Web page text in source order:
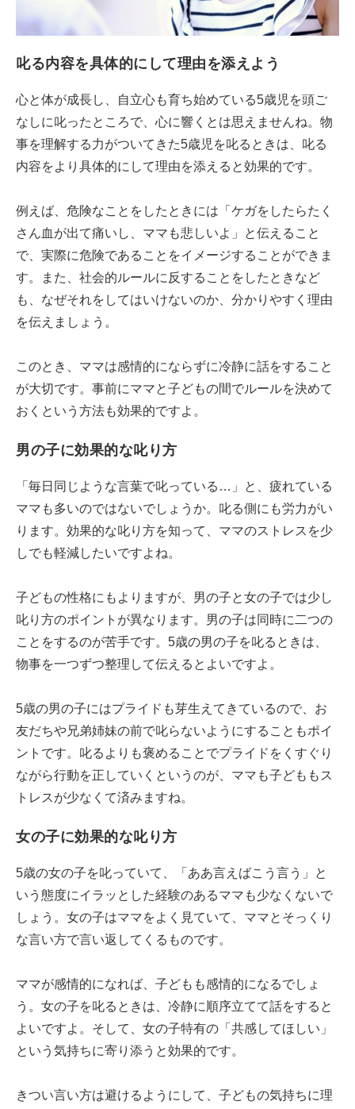
叱る内容を具体的にして理由を添えよう
心と体が成長し、自立心も育ち始めている5歳児を頭ご
なしに叱ったところで、心に響くとは思えませんね。物
事を理解する力がついてきた5歳児を叱るときは、叱る
内容をより具体的にして理由を添えると効果的です。
例えば、危険なことをしたときには「ケガをしたらたく
さん血が出て痛いし、ママも悲しいよ」と伝えること
で、実際に危険であることをイメージすることができま
す。また、社会的ルールに反することをしたときなど
も、なぜそれをしてはいけないのか、分かりやすく理由
を伝えましょう。
このとき、ママは感情的にならずに冷静に話をすること
が大切です。事前にママと子どもの間でルールを決めて
おくという方法も効果的ですよ。
男の子に効果的な叱り方
「毎日同じような言葉で叱っている…」と、疲れている
ママも多いのではないでしょうか。叱る側にも労力がい
ります。効果的な叱り方を知って、ママのストレスを少
しでも軽減したいですよね。
子どもの性格にもよりますが、男の子と女の子では少し
叱り方のポイントが異なります。男の子は同時に二つの
ことをするのが苦手です。5歳の男の子を叱るときは、
物事を一つずつ整理して伝えるとよいですよ。
5歳の男の子にはプライドも芽生えてきているので、お
友だちや兄弟姉妹の前で叱らないようにすることもポイ
ントです。叱るよりも褒めることでプライドをくすぐり
ながら行動を正していくというのが、ママも子どももス
トレスが少なくて済みますね。
女の子に効果的な叱り方
5歳の女の子を叱っていて、「ああ言えばこう言う」と
いう態度にイラッとした経験のあるママも少なくないで
しょう。女の子はママをよく見ていて、ママとそっくり
な言い方で言い返してくるものです。
ママが感情的になれば、子どもも感情的になるでしょ
う。女の子を叱るときは、冷静に順序立てて話をすると
よいですよ。そして、女の子特有の「共感してほしい」
という気持ちに寄り添うと効果的です。
きつい言い方は避けるようにして、子どもの気持ちに理